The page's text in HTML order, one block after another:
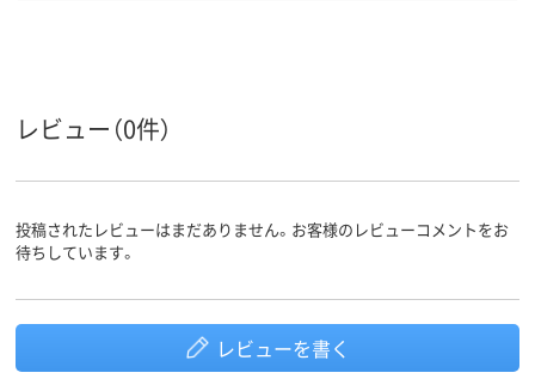
商品環境
スコア
40 60
レビュー（0件）
投稿されたレビューはまだありません。お客様のレビューコメントをお
待ちしています。
レビューを書く